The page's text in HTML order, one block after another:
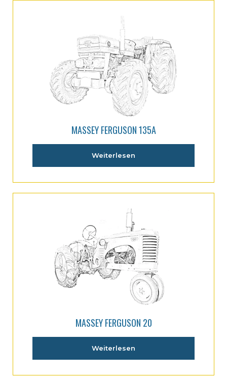
MASSEY FERGUSON 135A
Weiterlesen
MASSEY FERGUSON 20
Weiterlesen